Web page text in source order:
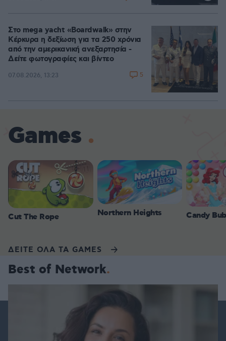
Στο mega yacht «Boardwalk» στην
Κέρκυρα η δεξίωση για τα 250 χρόνια
από την αμερικανική ανεξαρτησία -
Δείτε φωτογραφίες και βίντεο
07.08.2026, 13:23 5
Games
Cut The Rope Northern Heights Candy
ΔΕΙΤΕ ΟΛΑ ΤΑ GAMES
Best of Network